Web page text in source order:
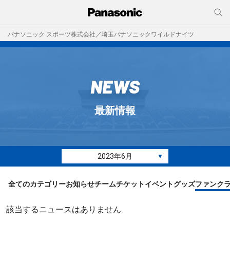
パナソニック スポーツ株式会社／埼玉パナソニックワイルドナイツ
NEWS
最新情報
2023年6月 ▼
全てのカテゴリーお知らせチームチケットイベントグッズファンク
該当するニュースはありません